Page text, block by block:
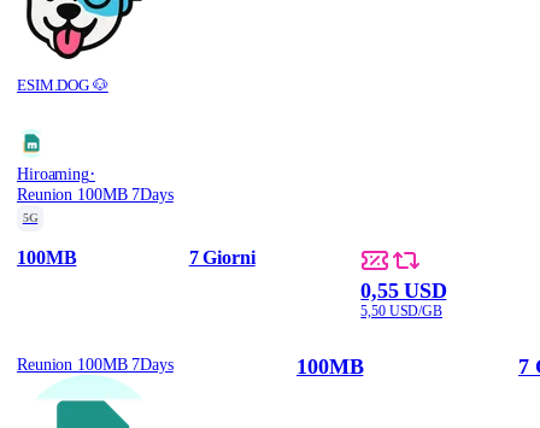
ESIM.DOG 🐶
Hiroaming·
Reunion 100MB 7Days
5G
100MB 7 Giorni
0,55 USD
5,50 USD/GB
Reunion 100MB 7Days 100MB 7